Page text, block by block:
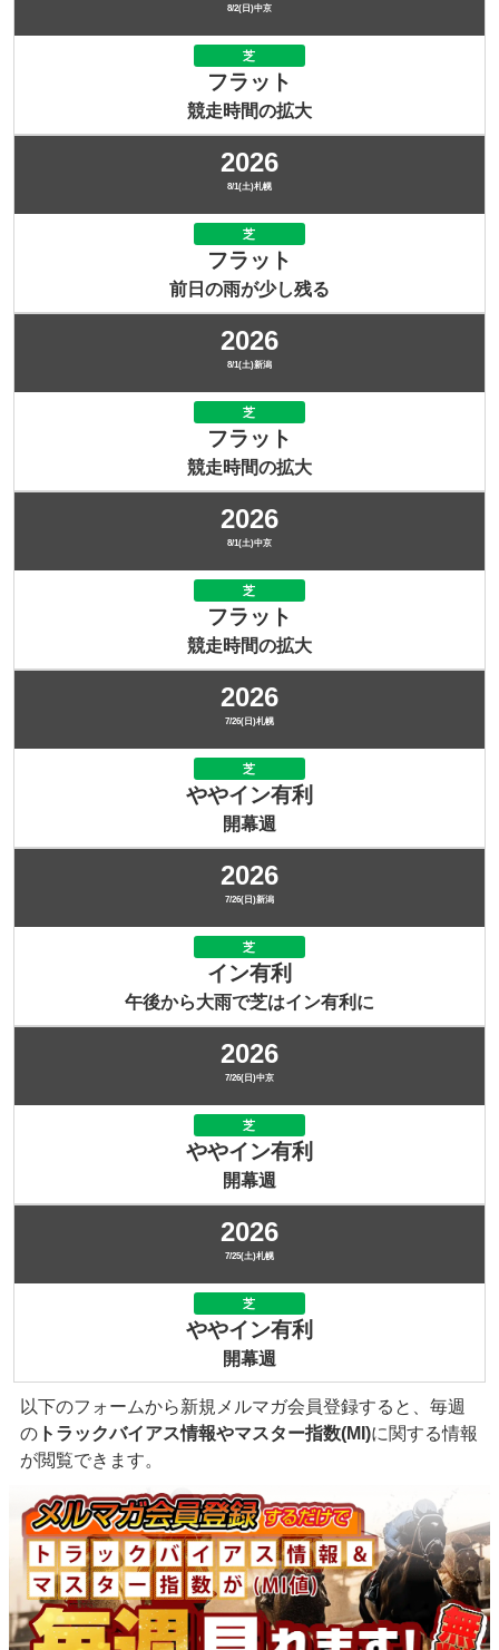
8/2(日)中京
芝
フラット
競走時間の拡大
2026
8/1(土)札幌
芝
フラット
前日の雨が少し残る
2026
8/1(土)新潟
芝
フラット
競走時間の拡大
2026
8/1(土)中京
芝
フラット
競走時間の拡大
2026
7/26(日)札幌
芝
ややイン有利
開幕週
2026
7/26(日)新潟
芝
イン有利
午後から大雨で芝はイン有利に
2026
7/26(日)中京
芝
ややイン有利
開幕週
2026
7/25(土)札幌
芝
ややイン有利
開幕週
以下のフォームから新規メルマガ会員登録すると、毎週
の トラックバイアス情報やマスター指数(MI)に関する情報
が閲覧できます。